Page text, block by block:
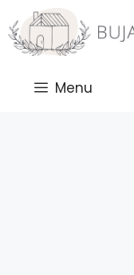
Saltar
al
contenido
Menu